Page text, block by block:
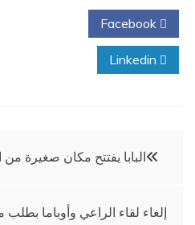
تصفّحالبابا يفتتح مكان صغيرة من
إلغاء لقاء الراعي وأوباما بطلب